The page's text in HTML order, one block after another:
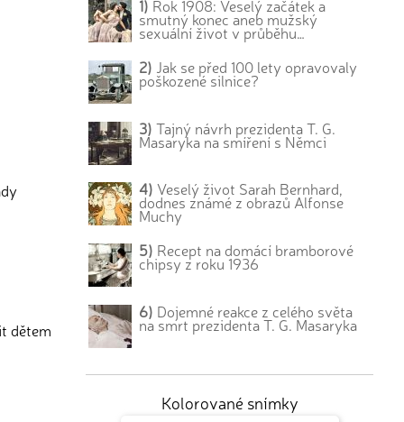
dětem
1) Rok 1908: Veselý začátek a
smutný konec aneb mužský
sexuální život v průběhu…
2) Jak se před 100 lety opravovaly
poškozené silnice?
3) Tajný návrh prezidenta T. G.
Masaryka na smíření s Němci
4) Veselý život Sarah Bernhard,
dodnes známé z obrazů Alfonse
Muchy
5) Recept na domácí bramborové
chipsy z roku 1936
6) Dojemné reakce z celého světa
na smrt prezidenta T. G. Masaryka
Kolorované snímky